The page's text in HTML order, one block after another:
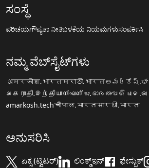
ಸಂಸ್ಥೆ
ಪರಿಚಯಗೌಪ್ಯತಾ ನೀತಿಬಳಕೆಯ ನಿಯಮಗಳುಸಂಪರ್ಕಿಸಿ
ನಮ್ಮ ವೆಬ್‌ಸೈಟ್‌ಗಳು
अमरकोश.भारतमराठी.भारत
அகராதி.இந்தியாനിഘണ്ടു.ഭാരതം
amarkosh.techचौपाल.भारतसारथी.भारत
ಅನುಸರಿಸಿ
ಏಕ್ಸ (ಟ್ವಿಟರ್) ಲಿಂಕ್ಡ್‌ಇನ್ ಫೇಸ್ಬುಕ್